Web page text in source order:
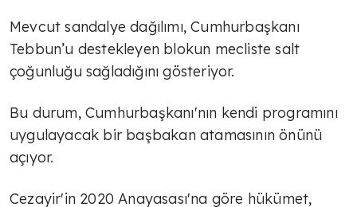
Mevcut sandalye dağılımı, Cumhurbaşkanı
Tebbun’u destekleyen blokun mecliste salt
çoğunluğu sağladığını gösteriyor.
Bu durum, Cumhurbaşkanı'nın kendi programını
uygulayacak bir başbakan atamasının önünü
açıyor.
Cezayir'in 2020 Anayasası'na göre hükümet,